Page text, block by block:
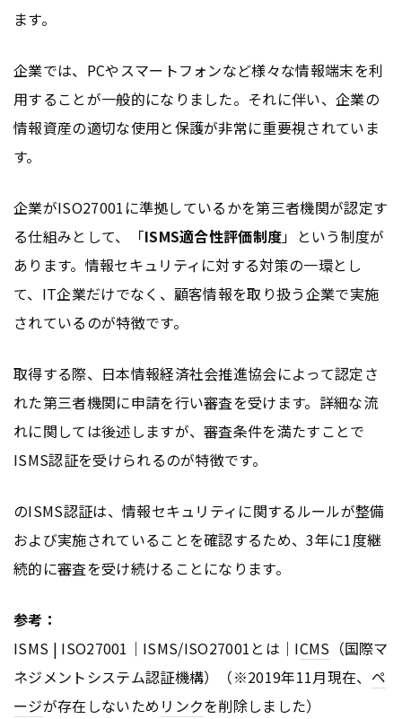
ます。
企業では、PCやスマートフォンなど様々な情報端末を利
用することが一般的になりました。それに伴い、企業の
情報資産の適切な使用と保護が非常に重要視されていま
す。
企業がISO27001に準拠しているかを第三者機関が認定す
る仕組みとして、「ISMS適合性評価制度」という制度が
あります。情報セキュリティに対する対策の一環とし
て、IT企業だけでなく、顧客情報を取り扱う企業で実施
されているのが特徴です。
取得する際、日本情報経済社会推進協会によって認定さ
れた第三者機関に申請を行い審査を受けます。詳細な流
れに関しては後述しますが、審査条件を満たすことで
ISMS認証を受けられるのが特徴です。
のISMS認証は、情報セキュリティに関するルールが整備
および実施されていることを確認するため、3年に1度継
続的に審査を受け続けることになります。
参考：
ISMS | ISO27001｜ISMS/ISO27001とは｜ICMS （国際マ
ネジメントシステム認証機構）（※2019年11月現在、 ペ
ージが存在しないため リンクを削除しました）